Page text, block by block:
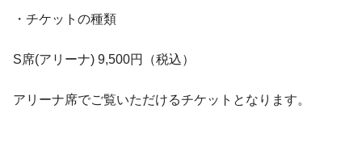
・チケットの種類
S席(アリーナ) 9,500円（税込）
アリーナ席でご覧いただけるチケットとなります。